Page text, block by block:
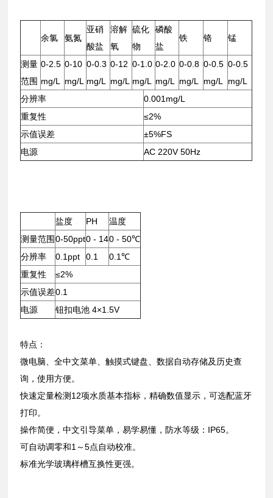
余氯 氨氮
亚硝
酸盐
溶解
氧
硫化
物
磷酸
盐
铁 铬 锰
测量
范围
0-2.5
mg/L
0-10
mg/L
0-0.3
mg/L
0-12
mg/L
0-1.0
mg/L
0-2.0
mg/L
0-0.8
mg/L
0-0.5
mg/L
0-0.5
mg/L
分辨率
0.001mg/L
重复性
≤2%
示值误差
±5%FS
电源
AC 220V 50Hz
盐度 PH
温度
测量范围 0-50ppt0 - 140 - 50℃
分辨率
0.1ppt 0.1
0.1℃
重复性
≤2%
示值误差0.1
电源
钮扣电池 4×1.5V
特点：
微电脑、全中文菜单、触摸式键盘、数据自动存储及历史查
询，使用方便。
快速定量检测12项水质基本指标，精确数值显示，可选配蓝牙
打印。
操作简便，中文引导菜单，易学易懂，防水等级：IP65。
可自动调零和1～5点自动校准。
标准光学玻璃样槽互换性更强。